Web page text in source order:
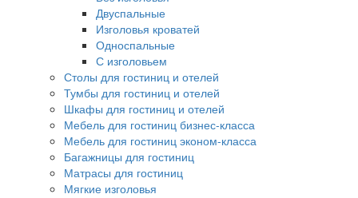
Двуспальные
Изголовья кроватей
Односпальные
С изголовьем
Столы для гостиниц и отелей
Тумбы для гостиниц и отелей
Шкафы для гостиниц и отелей
Мебель для гостиниц бизнес-класса
Мебель для гостиниц эконом-класса
Багажницы для гостиниц
Матрасы для гостиниц
Мягкие изголовья